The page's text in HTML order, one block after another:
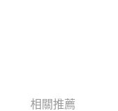
相關推薦